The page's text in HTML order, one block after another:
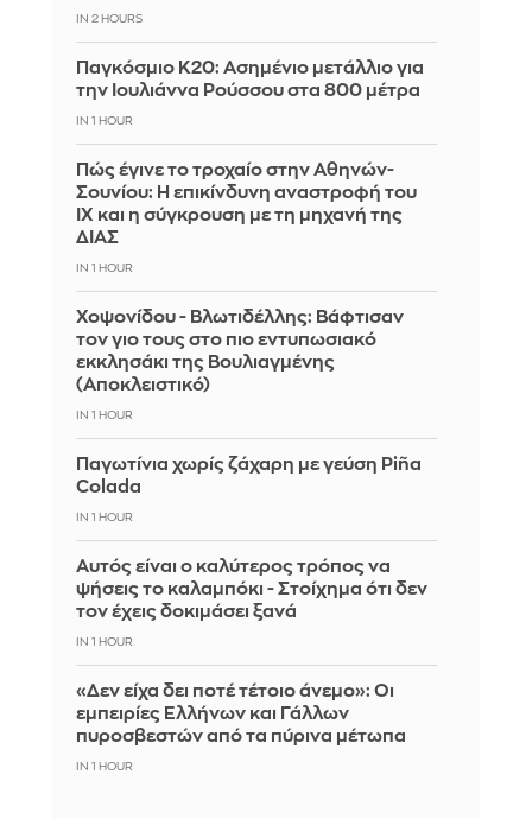
IN 2 HOURS
Παγκόσμιο Κ20: Ασημένιο μετάλλιο για
την Ιουλιάννα Ρούσσου στα 800 μέτρα
IN 1 HOUR
Πώς έγινε το τροχαίο στην Αθηνών-
Σουνίου: Η επικίνδυνη αναστροφή του
ΙΧ και η σύγκρουση με τη μηχανή της
ΔΙΑΣ
IN 1 HOUR
Χοψονίδου - Βλωτιδέλλης: Βάφτισαν
τον γιο τους στο πιο εντυπωσιακό
εκκλησάκι της Βουλιαγμένης
(Αποκλειστικό)
IN 1 HOUR
Παγωτίνια χωρίς ζάχαρη με γεύση Piña
Colada
IN 1 HOUR
Αυτός είναι ο καλύτερος τρόπος να
ψήσεις το καλαμπόκι - Στοίχημα ότι δεν
τον έχεις δοκιμάσει ξανά
IN 1 HOUR
«Δεν είχα δει ποτέ τέτοιο άνεμο»: Οι
εμπειρίες Ελλήνων και Γάλλων
πυροσβεστών από τα πύρινα μέτωπα
IN 1 HOUR